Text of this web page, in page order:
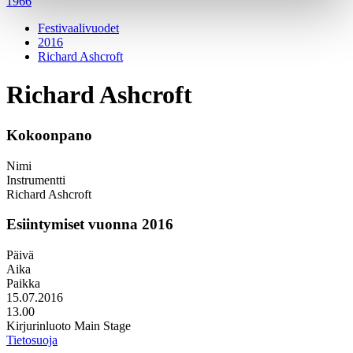
Festivaalivuodet
2016
Richard Ashcroft
Richard Ashcroft
Kokoonpano
Nimi
Instrumentti
Richard Ashcroft
Esiintymiset vuonna 2016
Päivä
Aika
Paikka
15.07.2016
13.00
Kirjurinluoto Main Stage
Tietosuoja